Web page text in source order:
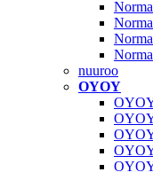
nuuroo
OYOY